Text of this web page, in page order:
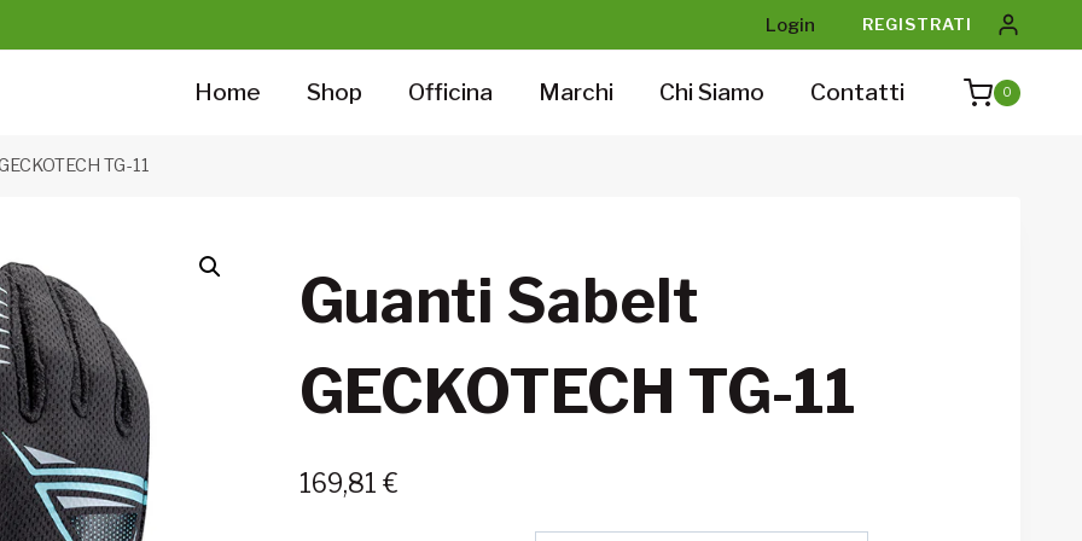
Login REGISTRATI
Home Shop Officina Marchi Chi Siamo Contatti 0
TG-11
Guanti Sabelt
GECKOTECH TG-11
169,81 €